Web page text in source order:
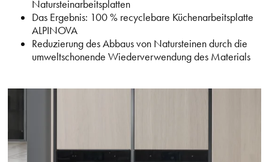
Natursteinarbeitsplatten
Das Ergebnis: 100 % recyclebare Küchenarbeitsplatte
ALPINOVA
Reduzierung des Abbaus von Natursteinen durch die
umweltschonende Wiederverwendung des Materials